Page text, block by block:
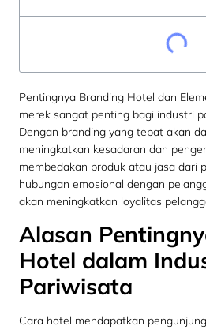
Pentingnya Branding Hotel dan
merek sangat penting bagi industri
Dengan branding yang tepat akan
meningkatkan kesadaran dan
membedakan produk atau jasa dari
hubungan emosional dengan
akan meningkatkan loyalitas
Alasan
Hotel dalam
Pariwisata
Cara hotel mendapatkan